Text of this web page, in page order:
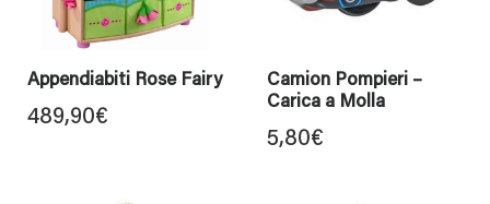
Appendiabiti Rose Fairy
489,90€
Camion Pompieri –
Carica a Molla
5,80€